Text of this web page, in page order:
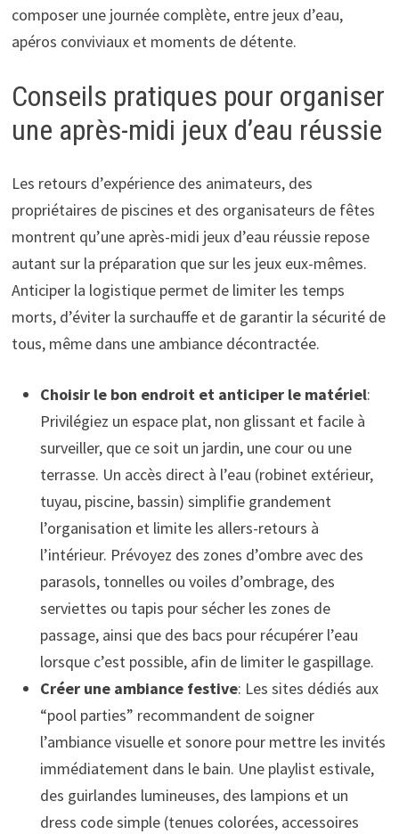
composer une journée complète, entre jeux d’eau,
apéros conviviaux et moments de détente.
Conseils pratiques pour organiser
une après-midi jeux d’eau réussie
Les retours d’expérience des animateurs, des
propriétaires de piscines et des organisateurs de fêtes
montrent qu’une après-midi jeux d’eau réussie repose
autant sur la préparation que sur les jeux eux-mêmes.
Anticiper la logistique permet de limiter les temps
morts, d’éviter la surchauffe et de garantir la sécurité de
tous, même dans une ambiance décontractée.
Choisir le bon endroit et anticiper le matériel:
Privilégiez un espace plat, non glissant et facile à
surveiller, que ce soit un jardin, une cour ou une
terrasse. Un accès direct à l’eau (robinet extérieur,
tuyau, piscine, bassin) simplifie grandement
l’organisation et limite les allers-retours à
l’intérieur. Prévoyez des zones d’ombre avec des
parasols, tonnelles ou voiles d’ombrage, des
serviettes ou tapis pour sécher les zones de
passage, ainsi que des bacs pour récupérer l’eau
lorsque c’est possible, afin de limiter le gaspillage.
Créer une ambiance festive: Les sites dédiés aux
“pool parties” recommandent de soigner
l’ambiance visuelle et sonore pour mettre les invités
immédiatement dans le bain. Une playlist estivale,
des guirlandes lumineuses, des lampions et un
dress code simple (tenues colorées, accessoires